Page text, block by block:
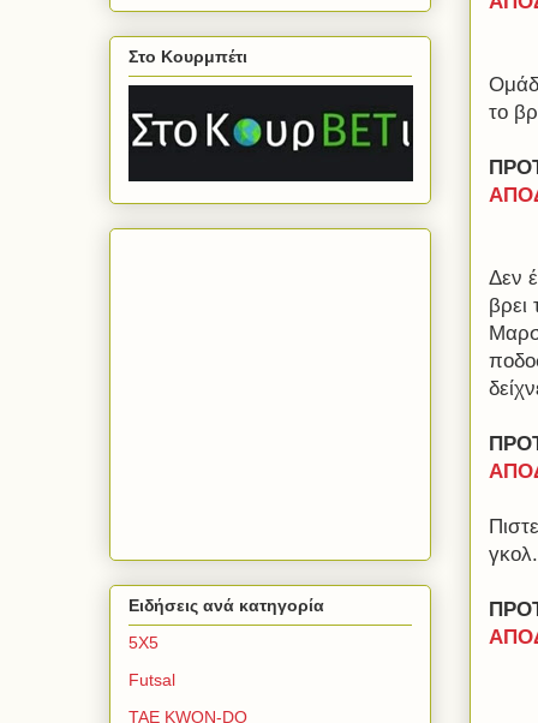
το
Δεν
βρει
Στο Κουρμπέτι
Ειδήσεις ανά κατηγορία
5Χ5
Futsal
TAE KWON-DO